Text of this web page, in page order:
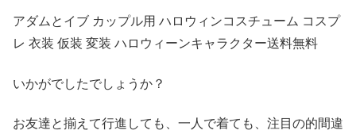
アダムとイブ カップル用 ハロウィンコスチューム コスプ
レ 衣装 仮装 変装 ハロウィーンキャラクター送料無料
いかがでしたでしょうか？
お友達と揃えて行進しても、一人で着ても、注目の的間違